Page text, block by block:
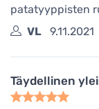
patatyyppisten
VL
9.11.2021
Täydellinen